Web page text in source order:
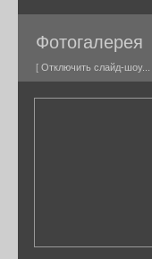
Фотогалерея
[ Отключить слайд-шоу...